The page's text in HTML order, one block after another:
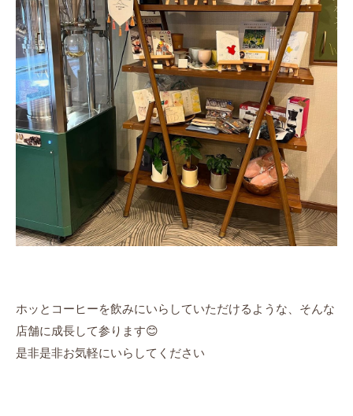
ホッとコーヒーを飲みにいらしていただけるような、そんな
店舗に成長して参ります😊
是非是非お気軽にいらしてください